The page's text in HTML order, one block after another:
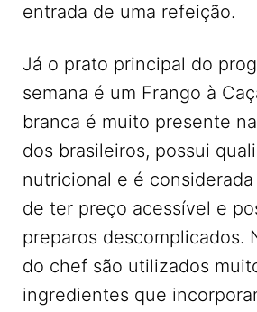
entrada de uma refeição.
Já o prato principal do
semana é um Frango à
branca é muito presente
dos brasileiros, possui
nutricional e é considerada
de ter preço acessível e
preparos descomplicados.
do chef são utilizados
ingredientes que